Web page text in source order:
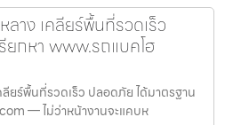
ลาง เคลียร์พื้นที่รวดเร็ว
ยกหา www.รถแบคโฮ
ลียร์พื้นที่รวดเร็ว ปลอดภัย ได้มาตรฐาน
— ไม่ว่าหน้างานจะแคบห